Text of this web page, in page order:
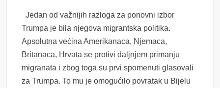
Jedan od važnijih razloga za ponovni izbor
Trumpa je bila njegova migrantska politika.
Apsolutna većina Amerikanaca, Njemaca,
Britanaca, Hrvata se protivi daljnjem primanju
migranata i zbog toga su prvi spomenuti glasovali
za Trumpa. To mu je omogućilo povratak u Bijelu